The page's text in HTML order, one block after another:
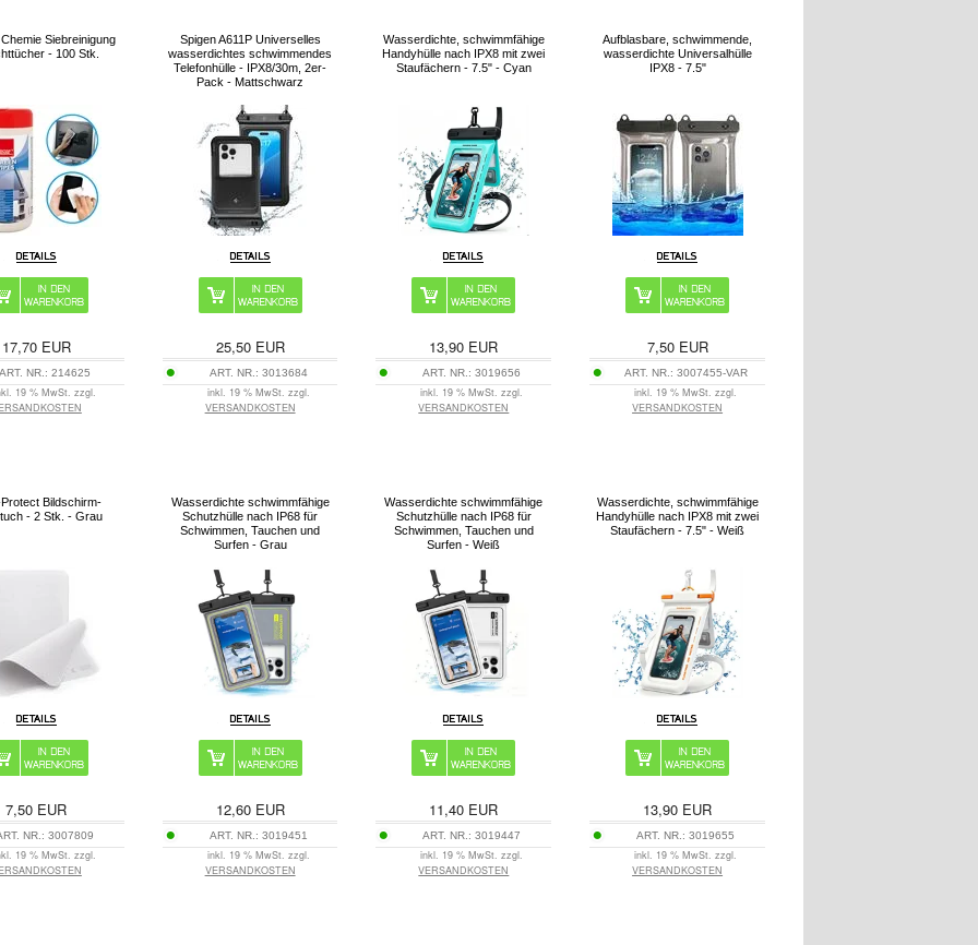
Siebreinigung
- 100 Stk.
17,70EUR
ART. NR.: 214625
19 % MwSt. zzgl.
Spigen A611P Universelles
wasserdichtes schwimmendes
Telefonhülle - IPX8/30m, 2er-
Pack - Mattschwarz
25,50EUR
ART. NR.: 3013684
inkl. 19 % MwSt. zzgl.
VERSANDKOSTEN
Wasserdichte, schwimmfähige
Handyhülle nach IPX8 mit zwei
Staufächern - 7.5" - Cyan
13,90 EUR
ART. NR.:3019656
inkl. 19 % MwSt. zzgl.
VERSANDKOSTEN
Aufblasbare, schwimmende,
wasserdichte Universalhülle
IPX8 - 7.5"
7,50EUR
ART. NR.: 3007455-VAR
inkl. 19 % MwSt. zzgl.
VERSANDKOSTEN
Bildschirm-
- 2 Stk. - Grau
7,50 EUR
NR.: 3007809
19 % MwSt. zzgl.
Wasserdichte schwimmfähige
Schutzhülle nach IP68 für
Schwimmen, Tauchen und
Surfen - Grau
12,60EUR
ART. NR.: 3019451
inkl. 19 % MwSt. zzgl.
VERSANDKOSTEN
Wasserdichte schwimmfähige
Schutzhülle nach IP68 für
Schwimmen, Tauchen und
Surfen - Weiß
11,40 EUR
ART. NR.:3019447
inkl. 19 % MwSt. zzgl.
VERSANDKOSTEN
Wasserdichte, schwimmfähige
Handyhülle nach IPX8 mit zwei
Staufächern - 7.5" - Weiß
13,90 EUR
ART. NR.:3019655
inkl. 19 % MwSt. zzgl.
VERSANDKOSTEN